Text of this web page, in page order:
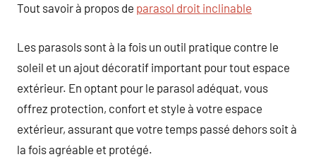
Tout savoir à propos de parasol droit inclinable
Les parasols sont à la fois un outil pratique contre le
soleil et un ajout décoratif important pour tout espace
extérieur. En optant pour le parasol adéquat, vous
offrez protection, confort et style à votre espace
extérieur, assurant que votre temps passé dehors soit à
la fois agréable et protégé.